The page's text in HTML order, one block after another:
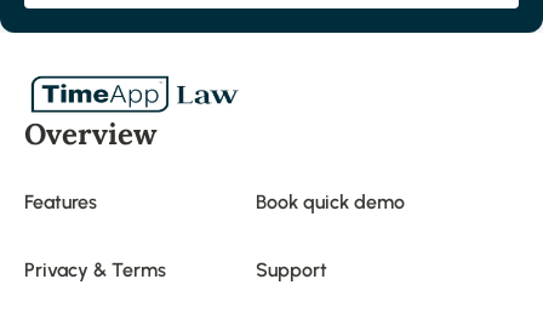
Overview
Features Book quick demo
Privacy & Terms Support